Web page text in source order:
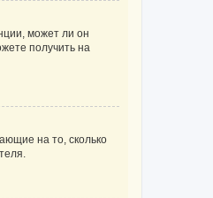
может ли он
получить на
на то, сколько